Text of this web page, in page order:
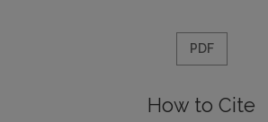
PDF
How to Cite